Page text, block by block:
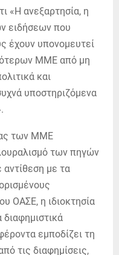
«Η ανεξαρτησία, η
ειδήσεων που
έχουν υπονομευτεί
ΜΜΕ από μη
και
υποστηριζόμενα
των ΜΜΕ
των πηγών
αντίθεση με τα
ΟΑΣΕ, η ιδιοκτησία
εμποδίζει τη
τις διαφημίσεις,